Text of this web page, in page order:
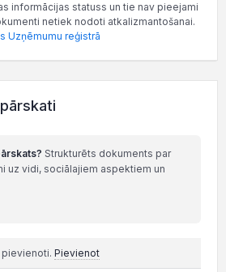
informācijas statuss un tie nav pieejami
netiek nodoti atkalizmantošanai.
Uzņēmumu reģistrā
Strukturēts dokuments par
uz vidi, sociālajiem aspektiem un
Pievienot